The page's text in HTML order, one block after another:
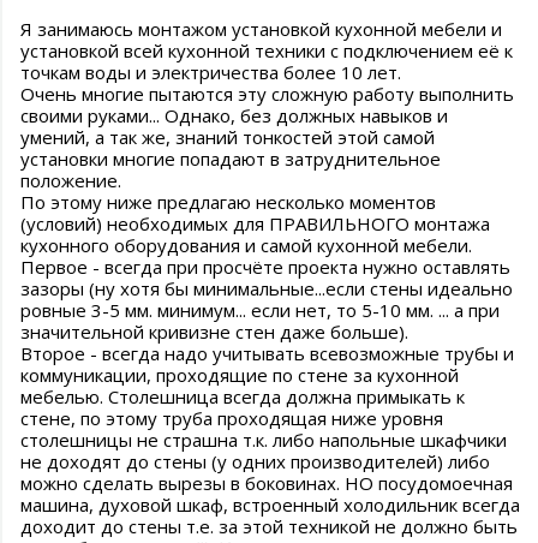
Я занимаюсь монтажом установкой кухонной мебели и
установкой всей кухонной техники с подключением её к
точкам воды и электричества более 10 лет.
Очень многие пытаются эту сложную работу выполнить
своими руками... Однако, без должных навыков и
умений, а так же, знаний тонкостей этой самой
установки многие попадают в затруднительное
положение.
По этому ниже предлагаю несколько моментов
(условий) необходимых для ПРАВИЛЬНОГО монтажа
кухонного оборудования и самой кухонной мебели.
Первое - всегда при просчёте проекта нужно оставлять
зазоры (ну хотя бы минимальные...если стены идеально
ровные 3-5 мм. минимум... если нет, то 5-10 мм. ... а при
значительной кривизне стен даже больше).
Второе - всегда надо учитывать всевозможные трубы и
коммуникации, проходящие по стене за кухонной
мебелью. Столешница всегда должна примыкать к
стене, по этому труба проходящая ниже уровня
столешницы не страшна т.к. либо напольные шкафчики
не доходят до стены (у одних производителей) либо
можно сделать вырезы в боковинах. НО посудомоечная
машина, духовой шкаф, встроенный холодильник всегда
доходит до стены т.е. за этой техникой не должно быть